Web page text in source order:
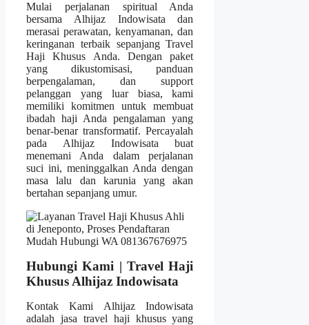
Mulai perjalanan spiritual Anda
bersama Alhijaz Indowisata dan
merasai perawatan, kenyamanan, dan
keringanan terbaik sepanjang Travel
Haji Khusus Anda. Dengan paket
yang dikustomisasi, panduan
berpengalaman, dan support
pelanggan yang luar biasa, kami
memiliki komitmen untuk membuat
ibadah haji Anda pengalaman yang
benar-benar transformatif. Percayalah
pada Alhijaz Indowisata buat
menemani Anda dalam perjalanan
suci ini, meninggalkan Anda dengan
masa lalu dan karunia yang akan
bertahan sepanjang umur.
Hubungi Kami | Travel Haji
Khusus Alhijaz Indowisata
Kontak Kami Alhijaz Indowisata
adalah jasa travel haji khusus yang